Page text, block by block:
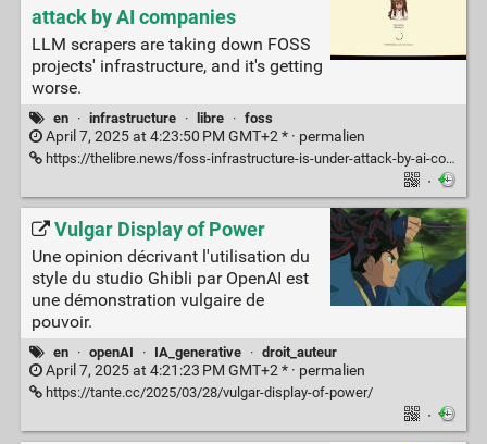
attack by AI companies
LLM scrapers are taking down FOSS
projects' infrastructure, and it's getting
worse.
en · infrastructure · libre · foss
April 7, 2025 at 4:23:50 PM GMT+2 * · permalien
https://thelibre.news/foss-infrastructure-is-under-attack-by-ai-companies/
·
Vulgar Display of Power
Une opinion décrivant l'utilisation du
style du studio Ghibli par OpenAI est
une démonstration vulgaire de
pouvoir.
en · openAI · IA_generative · droit_auteur
April 7, 2025 at 4:21:23 PM GMT+2 * · permalien
https://tante.cc/2025/03/28/vulgar-display-of-power/
·